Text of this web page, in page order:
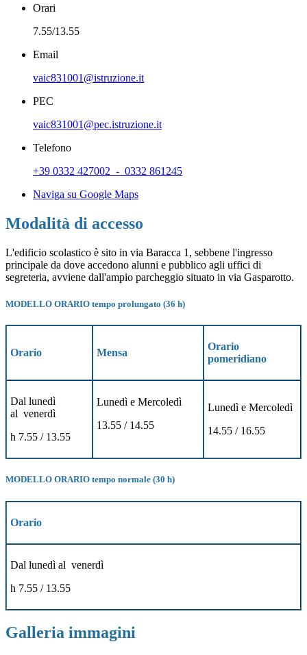
Orari
7.55/13.55
Email
vaic831001@istruzione.it
PEC
vaic831001@pec.istruzione.it
Telefono
+39 0332 427002 - 0332 861245
Naviga su Google Maps
Modalità di accesso
L'edificio scolastico è sito in via Baracca 1, sebbene l'ingresso
principale da dove accedono alunni e pubblico agli uffici di
segreteria, avviene dall'ampio parcheggio situato in via Gasparotto.
MODELLO ORARIO tempo prolungato (36 h)
Orario Mensa
Orario
pomeridiano
Dal lunedì
al venerdì
h 7.55 / 13.55
Lunedì e Mercoledì
13.55 / 14.55
Lunedì e Mercoledì
14.55 / 16.55
MODELLO ORARIO tempo normale (30 h)
Orario
Dal lunedì al venerdì
h 7.55 / 13.55
Galleria immagini